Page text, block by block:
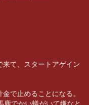
て、スタートアゲイン
で止めることになる。
鹿でかい蟻がいて嫌なと